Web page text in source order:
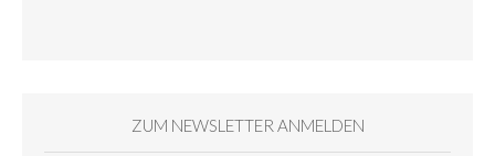
ZUM NEWSLETTER ANMELDEN